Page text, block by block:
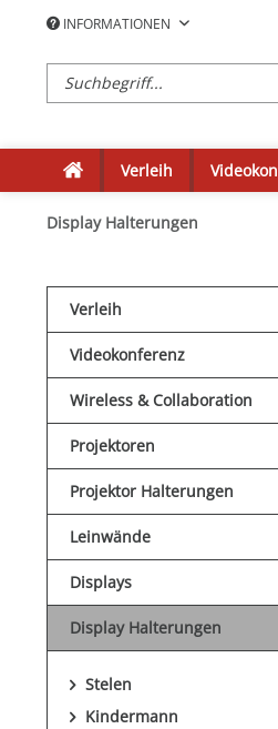
INFORMATIONEN
Verleih
Display Halterungen
Verleih
Videokonferenz
Wireless & Collaboration
Projektoren
Projektor Halterungen
Leinwände
Displays
Display Halterungen
Stelen
Kindermann